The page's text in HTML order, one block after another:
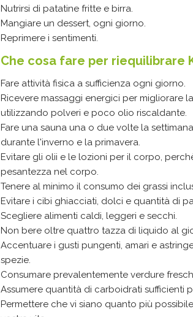
Nutrirsi di patatine fritte e birra.
Mangiare un dessert, ogni giorno.
Reprimere i sentimenti.
Che cosa fare per riequilibrare
Fare attività fisica a sufficienza ogni giorno.
Ricevere massaggi energici per migliorare
utilizzando polveri e poco olio riscaldante.
Fare una sauna una o due volte la
durante l'inverno e la primavera.
Evitare gli olii e le lozioni per il corpo,
pesantezza nel corpo.
Tenere al minimo il consumo dei grassi
Evitare i cibi ghiacciati, dolci e quantità di
Scegliere alimenti caldi, leggeri e secchi.
Non bere oltre quattro tazza di liquido al
Accentuare i gusti pungenti, amari e
spezie.
Consumare prevalentemente verdure
Assumere quantità di carboidrati sufficienti
Permettere che vi siano quanto più